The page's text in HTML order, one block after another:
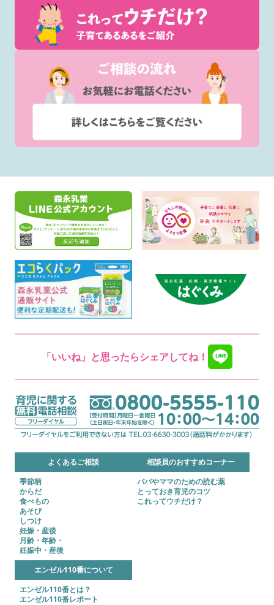
「いいね」と思ったらシェアしてね！
よくあるご相談
季節柄
からだ
食べもの
あそび
しつけ
妊娠・産後
月齢・年齢・
妊娠中・産後
相談員のおすすめコーナー
パパやママのための読む薬
とっておき育児のコツ
これってウチだけ？
エンゼル110番について
エンゼル110番とは？
エンゼル110番レポート